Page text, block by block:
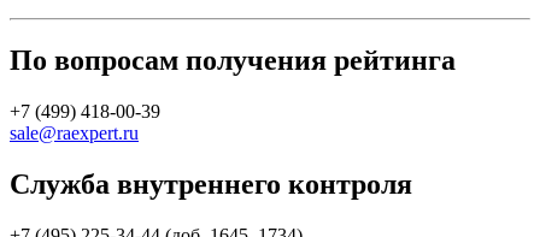
По вопросам получения рейтинга
+7 (499) 418-00-39
sale@raexpert.ru
Служба внутреннего контроля